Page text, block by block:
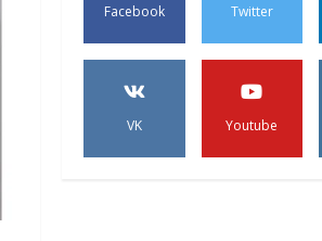
Facebook Twitter
VK Youtube